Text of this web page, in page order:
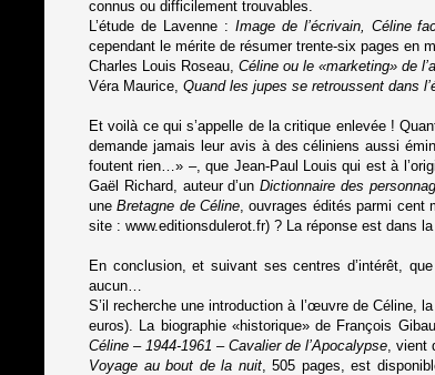
connus ou difficilement trouvables.
L’étude de Lavenne : Image de l’écrivain, Céline
cependant le mérite de résumer trente-six pages en
Charles Louis Roseau, Céline ou le «marketing» de
Véra Maurice, Quand les jupes se retroussent dans
Et voilà ce qui s’appelle de la critique enlevée !
demande jamais leur avis à des céliniens aussi
foutent rien…» –, que Jean-Paul Louis qui est à
Gaël Richard, auteur d’unDictionnaire des
uneBretagne de Céline , ouvrages édités parmi
site : www.editionsdulerot.fr) ? La réponse est dans
En conclusion, et suivant ses centres d’intérêt,
aucun…
S’il recherche une introduction à l’œuvre de Céline,
euros). La biographie «historique» de François
Céline – 1944-1961 – Cavalier de l’Apocalypse ,
Voyage au bout de la nuit, 505 pages, est